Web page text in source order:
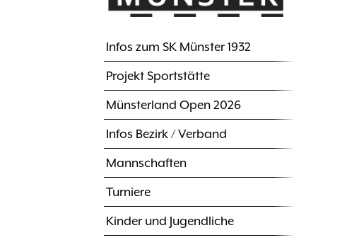
Hauptnavigation
Infos zum SK Münster 1932
Projekt Sportstätte
Münsterland Open 2026
Infos Bezirk / Verband
Mannschaften
Turniere
Kinder und Jugendliche